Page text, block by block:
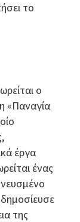
το
ο
«Παναγία
έργα
ένας
της